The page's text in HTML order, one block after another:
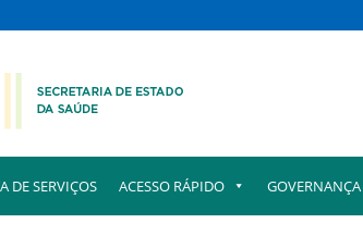
DE SERVIÇOS ACESSO RÁPIDO GOVERNANÇA